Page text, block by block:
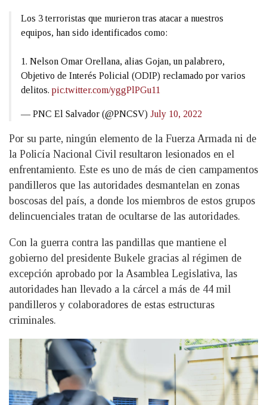
Los 3 terroristas que murieron tras atacar a nuestros
equipos, han sido identificados como:
1. Nelson Omar Orellana, alias Gojan, un palabrero,
Objetivo de Interés Policial (ODIP) reclamado por varios
delitos. pic.twitter.com/yggPlPGu11
— PNC El Salvador (@PNCSV) July 10, 2022
Por su parte, ningún elemento de la Fuerza Armada ni de
la Policía Nacional Civil resultaron lesionados en el
enfrentamiento. Este es uno de más de cien campamentos
pandilleros que las autoridades desmantelan en zonas
boscosas del país, a donde los miembros de estos grupos
delincuenciales tratan de ocultarse de las autoridades.
Con la guerra contra las pandillas que mantiene el
gobierno del presidente Bukele gracias al régimen de
excepción aprobado por la Asamblea Legislativa, las
autoridades han llevado a la cárcel a más de 44 mil
pandilleros y colaboradores de estas estructuras
criminales.